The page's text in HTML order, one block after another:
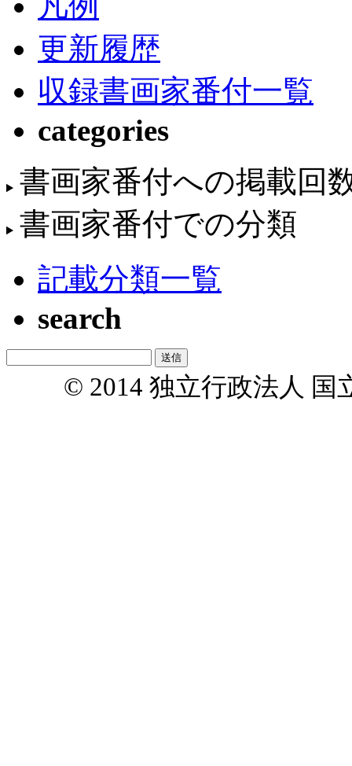
更新履歴
収録書画家番付一覧
categories
書画家番付への掲載回
書画家番付での分類
記載分類一覧
search
© 2014 独立行政法人 国